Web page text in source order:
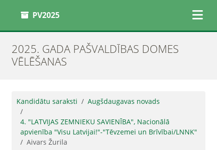
PV2025
2025. GADA PAŠVALDĪBAS DOMES
VĒLĒŠANAS
Kandidātu saraksti Augšdaugavas novads
4. "LATVIJAS ZEMNIEKU SAVIENĪBA", Nacionālā
apvienība "Visu Latvijai!"-"Tēvzemei un Brīvībai/LNNK"
Aivars Žurila